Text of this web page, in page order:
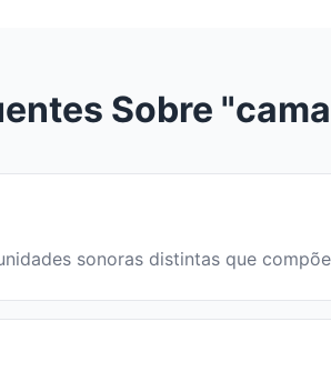
Sobre
sonoras distintas que